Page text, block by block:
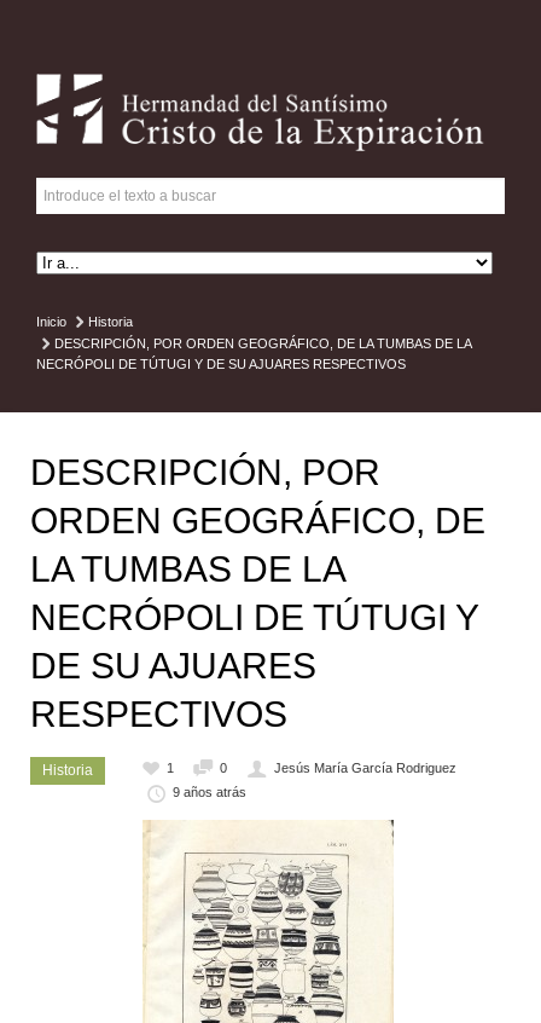
Inicio
Historia
DESCRIPCIÓN, POR ORDEN GEOGRÁFICO, DE LA TUMBAS DE LA
NECRÓPOLI DE TÚTUGI Y DE SU AJUARES RESPECTIVOS
DESCRIPCIÓN, POR
ORDEN GEOGRÁFICO, DE
LA TUMBAS DE LA
NECRÓPOLI DE TÚTUGI Y
DE SU AJUARES
RESPECTIVOS
Historia 1 0
Jesús María García Rodriguez
9 años atrás